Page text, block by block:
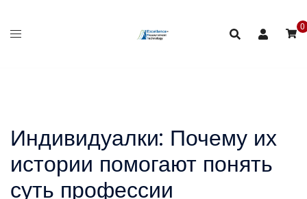
0
Индивидуалки: Почему их
истории помогают понять
суть профессии